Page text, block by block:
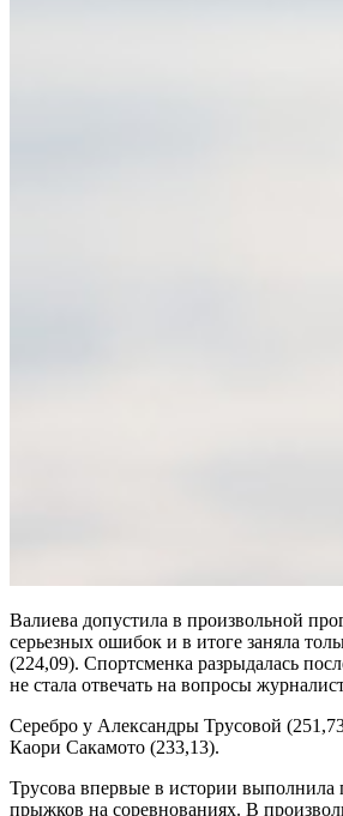
Валиева допустила в произвольной
серьезных ошибок и в итоге заняла
(224,09). Спортсменка разрыдалась
не стала отвечать на вопросы
Серебро у Александры Трусовой
Каори Сакамото (233,13).
Трусова впервые в истории выполнила
прыжков на соревнованиях. В